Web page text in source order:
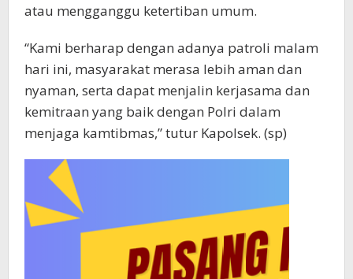
atau mengganggu ketertiban umum.
“Kami berharap dengan adanya patroli malam
hari ini, masyarakat merasa lebih aman dan
nyaman, serta dapat menjalin kerjasama dan
kemitraan yang baik dengan Polri dalam
menjaga kamtibmas,” tutur Kapolsek. (sp)